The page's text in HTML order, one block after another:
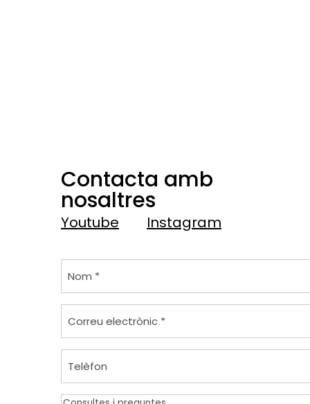
Contacta amb
nosaltres
Youtube Instagram